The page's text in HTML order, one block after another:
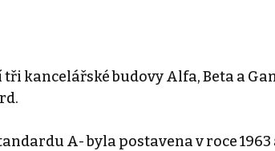
kancelářské budovy Alfa, Beta a
A- byla postavena v roce